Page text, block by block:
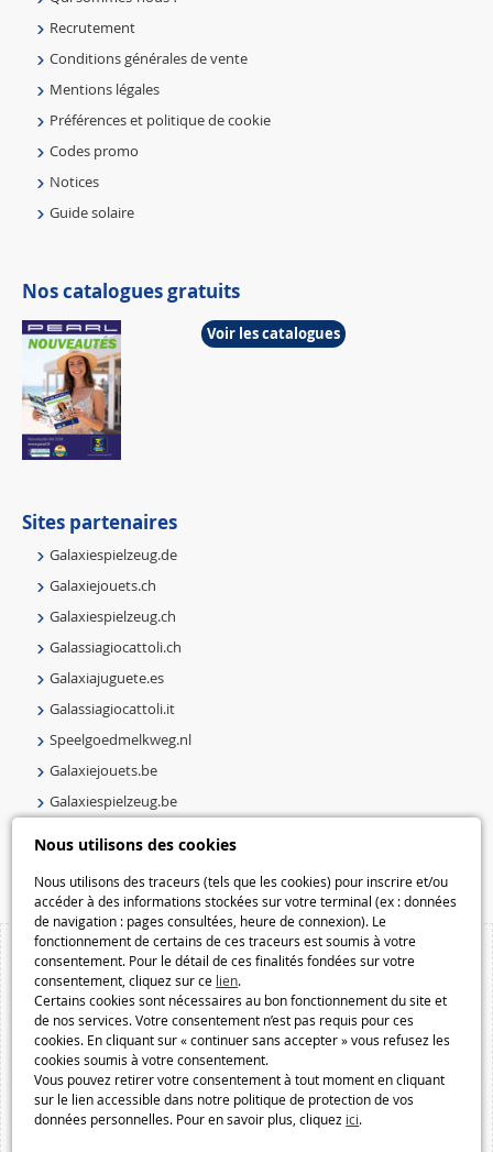
Nous utilisons des cookies
Nous utilisons des traceurs (tels que les cookies) pour inscrire et/ou
accéder à des informations stockées sur votre terminal (ex : données
de navigation : pages consultées, heure de connexion). Le
fonctionnement de certains de ces traceurs est soumis à votre
consentement. Pour le détail de ces finalités fondées sur votre
consentement, cliquez sur ce lien.
Certains cookies sont nécessaires au bon fonctionnement du site et
de nos services. Votre consentement n’est pas requis pour ces
cookies. En cliquant sur « continuer sans accepter » vous refusez les
cookies soumis à votre consentement.
Vous pouvez retirer votre consentement à tout moment en cliquant
sur le lien accessible dans notre politique de protection de vos
données personnelles. Pour en savoir plus, cliquez ici.
Recrutement
Conditions générales de vente
Mentions légales
Préférences et politique de cookie
Codes promo
Notices
Guide solaire
Nos catalogues gratuits
Voir les catalogues
Sites partenaires
Galaxiespielzeug.de
Galaxiejouets.ch
Galaxiespielzeug.ch
Galassiagiocattoli.ch
Galaxiajuguete.es
Galassiagiocattoli.it
Speelgoedmelkweg.nl
Galaxiejouets.be
Galaxiespielzeug.be